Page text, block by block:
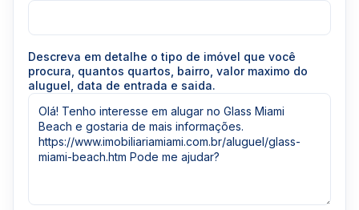
Descreva em detalhe o tipo de imóvel que você
procura, quantos quartos, bairro, valor maximo do
aluguel, data de entrada e saida.